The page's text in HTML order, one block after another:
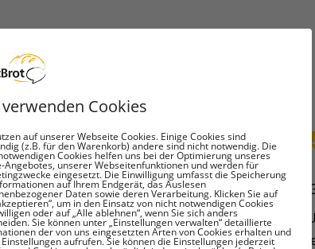

Perfekte Textur
Die Kruste unseres Brotes ist knusprig
und goldbraun, während das Innere
Cookies
auf unserer Webseite Cookies. Einige Cookies sind
(z.B. für den Warenkorb) andere sind nicht notwendig. Die
Cookies helfen uns bei der Optimierung unseres
Angebotes, unserer Webseitenfunktionen und werden für
eingesetzt. Die Einwilligung umfasst die Speicherung
auf Ihrem Endgerät, das Auslesen
Daten sowie deren Verarbeitung. Klicken Sie auf
um in den Einsatz von nicht notwendigen Cookies
oder auf „Alle ablehnen“, wenn Sie sich anders
Sie können unter „Einstellungen verwalten“ detaillierte
der von uns eingesetzten Arten von Cookies erhalten und
aufrufen. Sie können die Einstellungen jederzeit